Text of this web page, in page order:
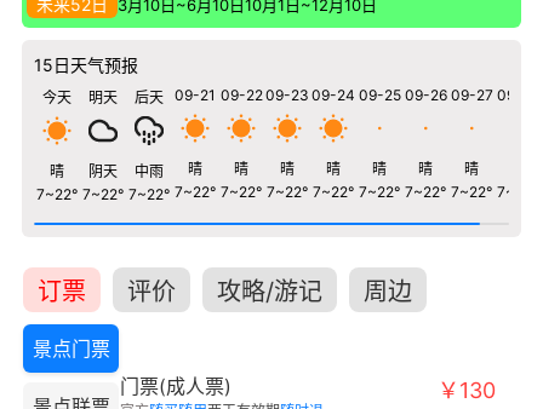
未来52日
3月10日~6月10日10月1日~12月10日
15日天气预报
今天
晴
7~22°
明天
阴天
7~22°
后天
中雨
7~22°
09-21
晴
7~22°
09-22
晴
7~22°
09-23
晴
7~22°
09-24
晴
7~22°
09-25
晴
7~22°
09-26
晴
7~22°
09-27
晴
7~22°
09-28
7~22°
订票 评价 攻略/游记 周边
景点门票
门票(成人票) ￥130